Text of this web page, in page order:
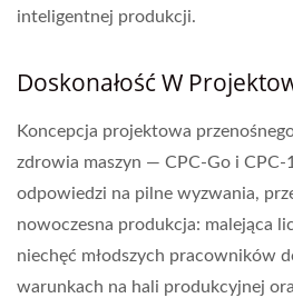
inteligentnej produkcji.
Doskonałość W
Koncepcja projektowa
zdrowia maszyn — CPC-Go i CPC-
odpowiedzi na pilne wyzwania,
nowoczesna produkcja: malejąca
niechęć młodszych pracowników
warunkach na hali produkcyjnej